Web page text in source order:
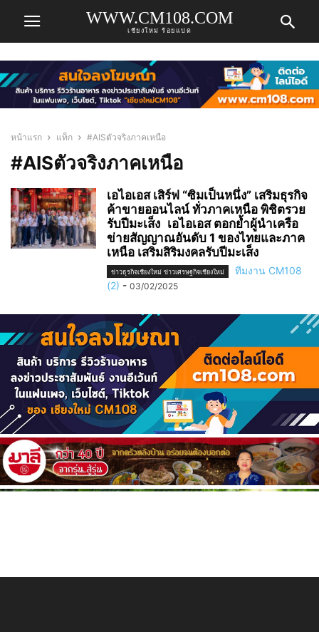
WWW.CM108.COM
เชียงใหม่ ร้อยแปด
หน้าแรก แท็ก #AISตัวจริงภาคเหนือ
#AISตัวจริงภาคเหนือ
เอไอเอส เสิร์ฟ “ซิมเป็นหนึ่ง” เสริมธุรกิจ
ค้าขายออนไลน์ ทั่วภาคเหนือ พิชิตรวย
รับปีมะเส็ง เอไอเอส ตอกย้ำผู้นำเครือ
ข่ายสัญญาณอันดับ 1 ของไทยและภาค
เหนือ เสริมสิริมงคลรับปีมะเส็ง
ข่าวธุรกิจเชียงใหม่ ข่าวเศรษฐกิจเชียงใหม่
ทีมงาน CM108
(2) - 03/02/2025